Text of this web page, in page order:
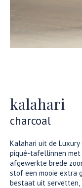
kalahari
charcoal
Kalahari uit de
piqué-tafellinnen
afgewerkte brede
stof een mooie extra
bestaat uit